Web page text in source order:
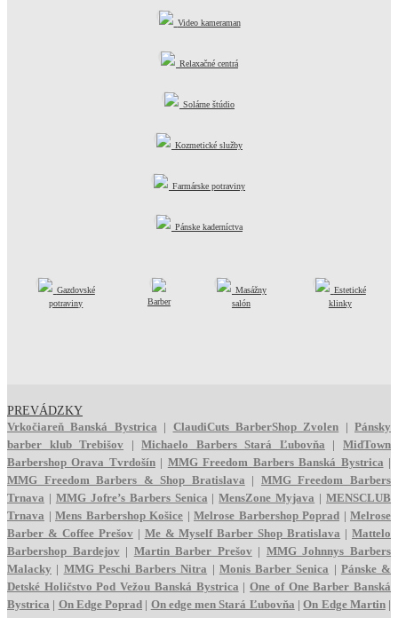
Video kameraman
Relaxačné centrá
Solárne štúdio
Kozmetické služby
Farmárske potraviny
Pánske kaderníctva
Gazdovské
potraviny
Barber
Masážny
salón
Estetické
klinky
PREVÁDZKY
Vrkočiareň Banská Bystrica | ClaudiCuts BarberShop Zvolen | Pánsky
barber klub Trebišov |Michaelo Barbers Stará Ľubovňa |MidTown
Barbershop Orava Tvrdošín| MMG Freedom Barbers Banská Bystrica |
MMG Freedom Barbers & Shop Bratislava | MMG Freedom Barbers
Trnava | MMG Jofre’s Barbers Senica |MensZone Myjava |MENSCLUB
Trnava | Mens Barbershop Košice | Melrose Barbershop Poprad | Melrose
Barber & Coffee Prešov| Me & Myself Barber Shop Bratislava |Mattelo
Barbershop Bardejov| Martin Barber Prešov| MMG Johnnys Barbers
Malacky | MMG Peschi Barbers Nitra | Monis Barber Senica | Pánske &
Detské Holičstvo Pod Vežou Banská Bystrica |One of One Barber Banská
Bystrica | On Edge Poprad | On edge men Stará Ľubovňa |On Edge Martin|